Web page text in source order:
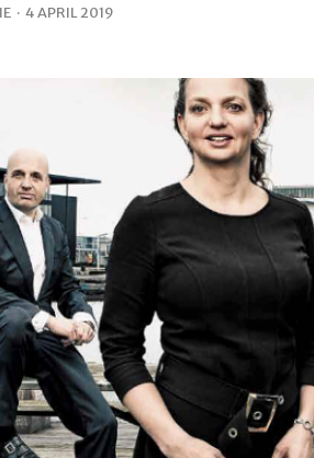
· 4 APRIL 2019